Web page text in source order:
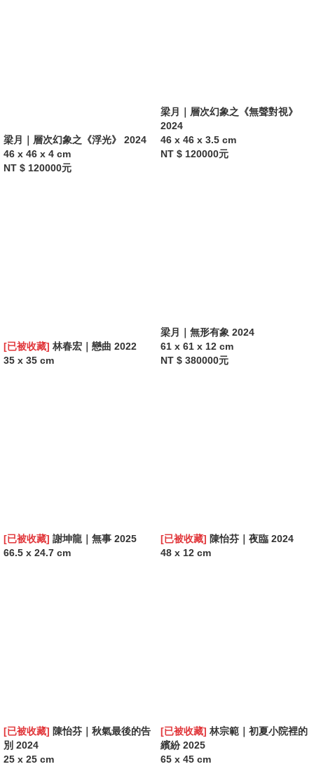
梁月｜層次幻象之《無聲對視》
2024
46 x 46 x 3.5 cm
NT $ 120000元
梁月｜層次幻象之《浮光》 2024
46 x 46 x 4 cm
NT $ 120000元
梁月｜無形有象 2024
61 x 61 x 12 cm
NT $ 380000元
[已被收藏] 林春宏｜戀曲 2022
35 x 35 cm
[已被收藏] 謝坤龍｜無事 2025
66.5 x 24.7 cm
[已被收藏] 陳怡芬｜夜臨 2024
48 x 12 cm
[已被收藏] 陳怡芬｜秋氣最後的告
別 2024
25 x 25 cm
[已被收藏] 林宗範｜初夏小院裡的
繽紛 2025
65 x 45 cm